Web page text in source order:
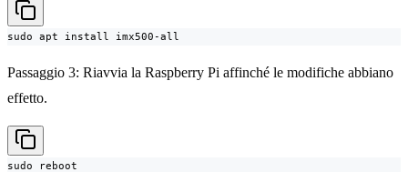
sudo apt install imx500-all
Passaggio 3: Riavvia la Raspberry Pi affinché le modifiche abbiano
effetto.
sudo reboot